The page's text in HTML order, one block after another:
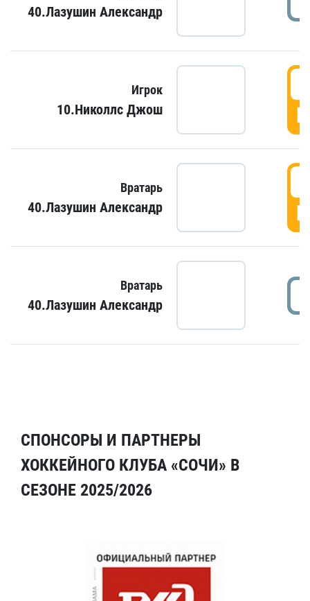
40.Лазушин Александр
Игрок
10.Николлс Джош
Вратарь
40.Лазушин Александр
Вратарь
40.Лазушин Александр
СПОНСОРЫ И ПАРТНЕРЫ
ХОККЕЙНОГО КЛУБА «СОЧИ» В
СЕЗОНЕ 2025/2026